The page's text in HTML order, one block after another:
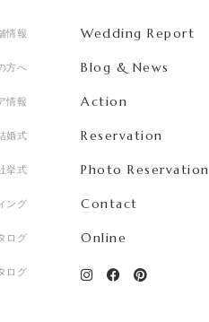
情報
方へ
情報
婚式
挙式
ング
ログ
ログ
Wedding Report
Blog & News
Action
Reservation
Photo Reservation
Contact
Online